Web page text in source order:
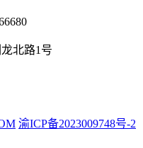
北路1号
渝ICP备2023009748号-2